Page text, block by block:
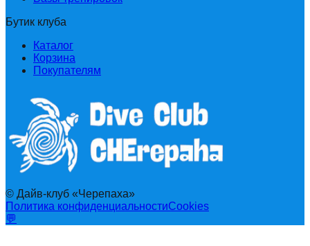
Бутик клуба
Каталог
Корзина
Покупателям
© Дайв-клуб «Черепаха»
Политика конфиденциальностиCookies
💬